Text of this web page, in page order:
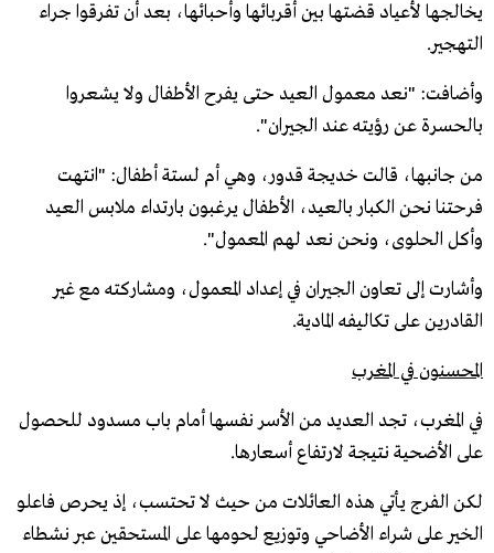
يخالجها لأعياد قضتها بين أقربائها وأحبائها، بعد أن تفرقوا جراء
التهجير.
وأضافت: "نعد معمول العيد حتى يفرح الأطفال ولا يشعروا
بالحسرة عن رؤيته عند الجيران".
من جانبها، قالت خديجة قدور، وهي أم لستة أطفال: "انتهت
فرحتنا نحن الكبار بالعيد، الأطفال يرغبون بارتداء ملابس العيد
وأكل الحلوى، ونحن نعد لهم المعمول".
وأشارت إلى تعاون الجيران في إعداد المعمول، ومشاركته مع غير
القادرين على تكاليفه المادية.
المحسنون في المغرب
في المغرب، تجد العديد من الأسر نفسها أمام باب مسدود للحصول
على الأضحية نتيجة لارتفاع أسعارها.
لكن الفرج يأتي هذه العائلات من حيث لا تحتسب، إذ يحرص فاعلو
الخير على شراء الأضاحي وتوزيع لحومها على المستحقين عبر نشطاء